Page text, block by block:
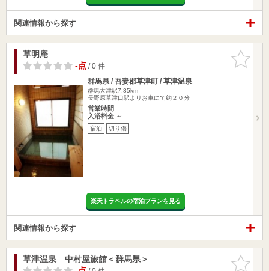
関連情報から探す
お気に入
りに追加
草明庵
-点/ 0 件
群馬県 / 吾妻郡草津町 / 草津温泉
群馬大津駅7.85km
長野原草津口駅よりお車にて約２０分
営業時間
入浴料金 ～
宿泊 切り傷
楽天トラベルの宿泊プランを見る
関連情報から探す
お気に入
りに追加
草津温泉 中村屋旅館＜群馬県＞